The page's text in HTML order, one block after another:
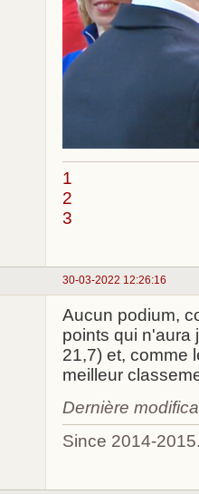
1
2
3
30-03-2022 12:26:16
Aucun podium,
points qui n'aura
21,7) et, comme
meilleur
Dernière
Since 2014-